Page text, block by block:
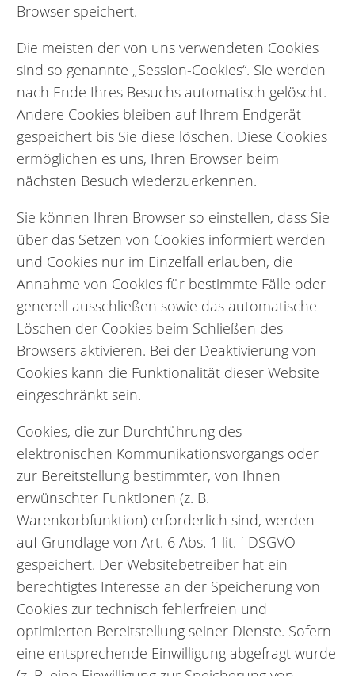
Browser speichert.
Die meisten der von uns verwendeten Cookies
sind so genannte „Session-Cookies“. Sie werden
nach Ende Ihres Besuchs automatisch gelöscht.
Andere Cookies bleiben auf Ihrem Endgerät
gespeichert bis Sie diese löschen. Diese Cookies
ermöglichen es uns, Ihren Browser beim
nächsten Besuch wiederzuerkennen.
Sie können Ihren Browser so einstellen, dass Sie
über das Setzen von Cookies informiert werden
und Cookies nur im Einzelfall erlauben, die
Annahme von Cookies für bestimmte Fälle oder
generell ausschließen sowie das automatische
Löschen der Cookies beim Schließen des
Browsers aktivieren. Bei der Deaktivierung von
Cookies kann die Funktionalität dieser Website
eingeschränkt sein.
Cookies, die zur Durchführung des
elektronischen Kommunikationsvorgangs oder
zur Bereitstellung bestimmter, von Ihnen
erwünschter Funktionen (z. B.
Warenkorbfunktion) erforderlich sind, werden
auf Grundlage von Art. 6 Abs. 1 lit. f DSGVO
gespeichert. Der Websitebetreiber hat ein
berechtigtes Interesse an der Speicherung von
Cookies zur technisch fehlerfreien und
optimierten Bereitstellung seiner Dienste. Sofern
eine entsprechende Einwilligung abgefragt wurde